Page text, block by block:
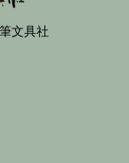
文具社